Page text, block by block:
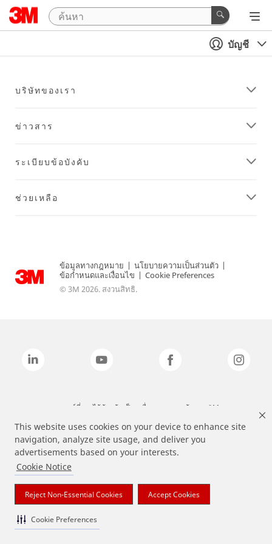
This website uses cookies on your device to enhance site
navigation, analyze site usage, and deliver you
advertisements based on your interests.
Cookie Notice
Reject Non-Essential Cookies Accept Cookies
Cookie Preferences
บัญชี
บริษัทของเรา
ข่าวสาร
ระเบียบข้อบังคับ
ช่วยเหลือ
ข้อมูลทางกฎหมาย | นโยบายความเป็นส่วนตัว |
ข้อกำหนดและเงื่อนไข | Cookie Preferences
© 3M 2026. สงวนสิทธิ.
แบรนด์ที่ระบุไว้ข้างต้นเป็นเครื่องหมายการค้าของ 3M